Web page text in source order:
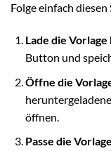
Folge einfach
Lade die
Button und
Öffne die
öffnen.
Passe die